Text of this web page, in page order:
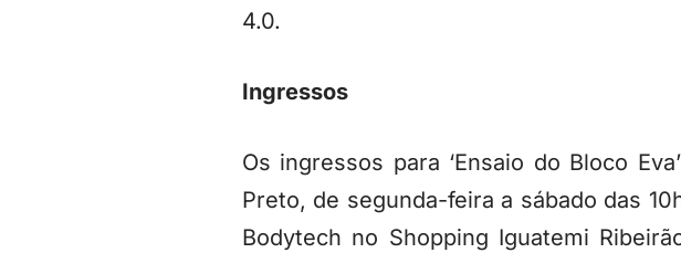
4.0.
Ingressos
Os ingressos para ‘Ensaio do Bloco
Preto, de segunda-feira a sábado das
Bodytech no Shopping Iguatemi